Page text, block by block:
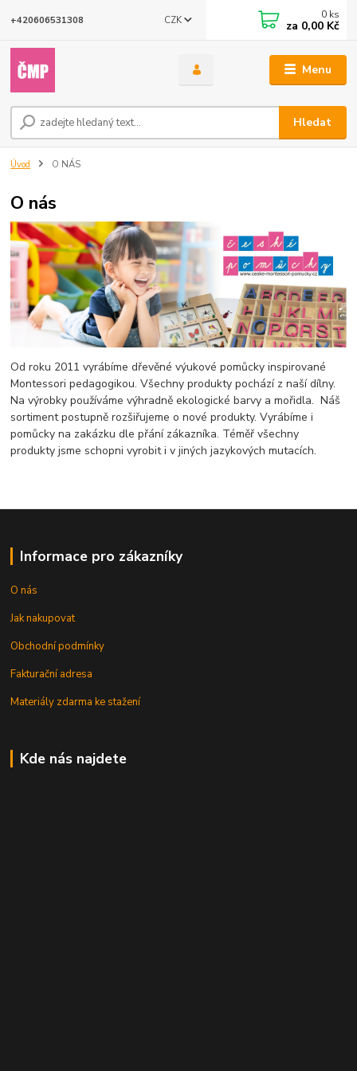
Menu
CZK
Hledat
+420606531308 0 ks
za 0,00 Kč
Úvod O NÁS
O nás
Od roku 2011 vyrábíme dřevěné výukové pomůcky inspirované
Montessori pedagogikou. Všechny produkty pochází z naší dílny.
Na výrobky používáme výhradně ekologické barvy a mořidla. Náš
sortiment postupně rozšiřujeme o nové produkty. Vyrábíme i
pomůcky na zakázku dle přání zákazníka. Téměř všechny
produkty jsme schopni vyrobit i v jiných jazykových mutacích.
Informace pro zákazníky
O nás
Jak nakupovat
Obchodní podmínky
Fakturační adresa
Materiály zdarma ke stažení
Kde nás najdete